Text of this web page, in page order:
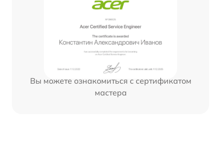
Вы можете ознакомиться с сертификатом
мастера